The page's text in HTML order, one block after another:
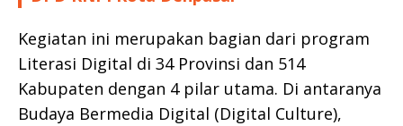
Kegiatan ini merupakan bagian dari program
Literasi Digital di 34 Provinsi dan 514
Kabupaten dengan 4 pilar utama. Di antaranya
Budaya Bermedia Digital (Digital Culture),